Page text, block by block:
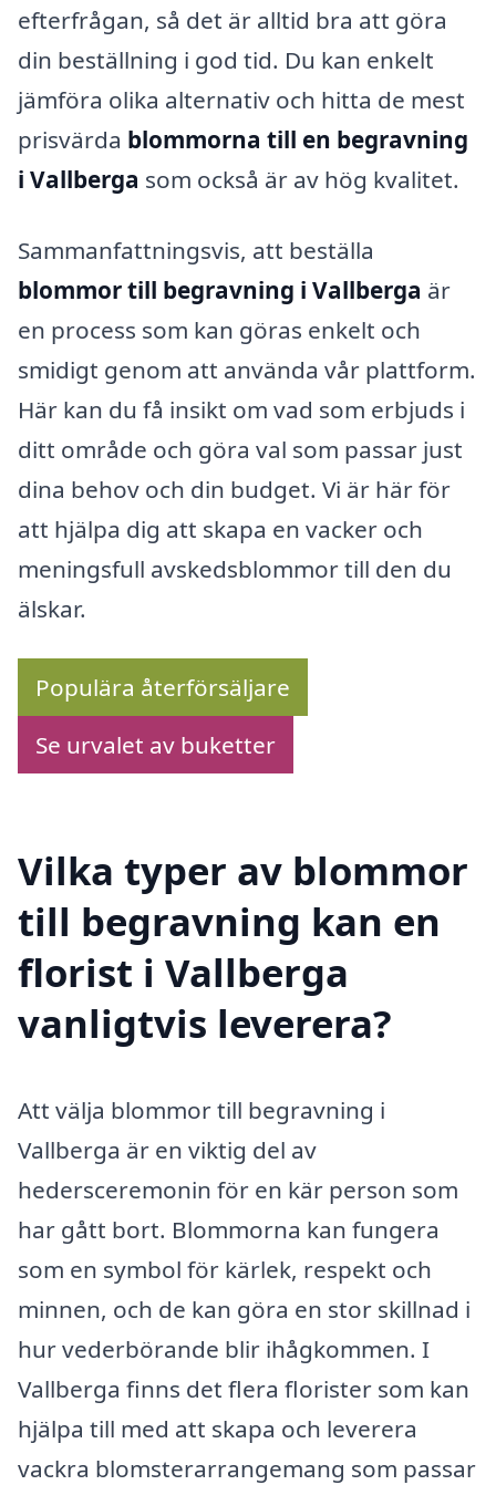
efterfrågan, så det är alltid bra att göra
din beställning i god tid. Du kan enkelt
jämföra olika alternativ och hitta de mest
prisvärda blommorna till en begravning
i Vallberga som också är av hög kvalitet.
Sammanfattningsvis, att beställa
blommor till begravning i Vallberga är
en process som kan göras enkelt och
smidigt genom att använda vår plattform.
Här kan du få insikt om vad som erbjuds i
ditt område och göra val som passar just
dina behov och din budget. Vi är här för
att hjälpa dig att skapa en vacker och
meningsfull avskedsblommor till den du
älskar.
Populära återförsäljare
Se urvalet av buketter
Vilka typer av blommor
till begravning kan en
florist i Vallberga
vanligtvis leverera?
Att välja blommor till begravning i
Vallberga är en viktig del av
hedersceremonin för en kär person som
har gått bort. Blommorna kan fungera
som en symbol för kärlek, respekt och
minnen, och de kan göra en stor skillnad i
hur vederbörande blir ihågkommen. I
Vallberga finns det flera florister som kan
hjälpa till med att skapa och leverera
vackra blomsterarrangemang som passar